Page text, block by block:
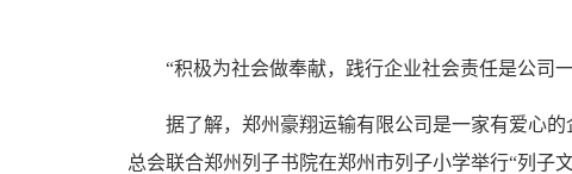
“积极为社会做奉献，践行企业社会责任是公司一
据了解，郑州豪翔运输有限公司是一家有爱心的
总会联合郑州列子书院在郑州市列子小学举行“列子